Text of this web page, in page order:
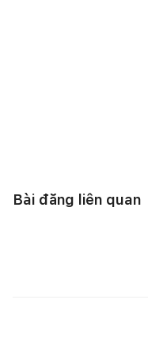
Bài đăng liên quan